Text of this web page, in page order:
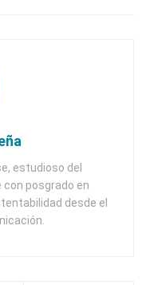
estudioso del
posgrado en
desde el